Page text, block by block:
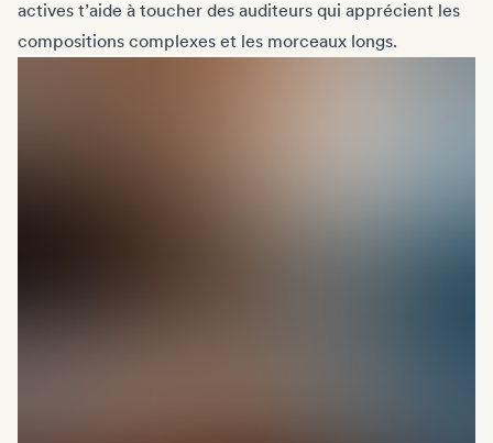
actives t’aide à toucher des auditeurs qui apprécient les
compositions complexes et les morceaux longs.